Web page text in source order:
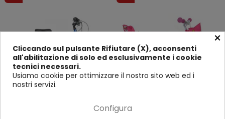
Bicicletta 20" Cambio Shimano 6v
Bicicletta Bambina 12 Pollici 3 4 5
×
Cliccando sul pulsante Rifiutare (X), acconsenti
all'abilitazione di solo ed esclusivamente i cookie
tecnici necessari.
Usiamo cookie per ottimizzare il nostro sito web ed i
nostri servizi.
Configura